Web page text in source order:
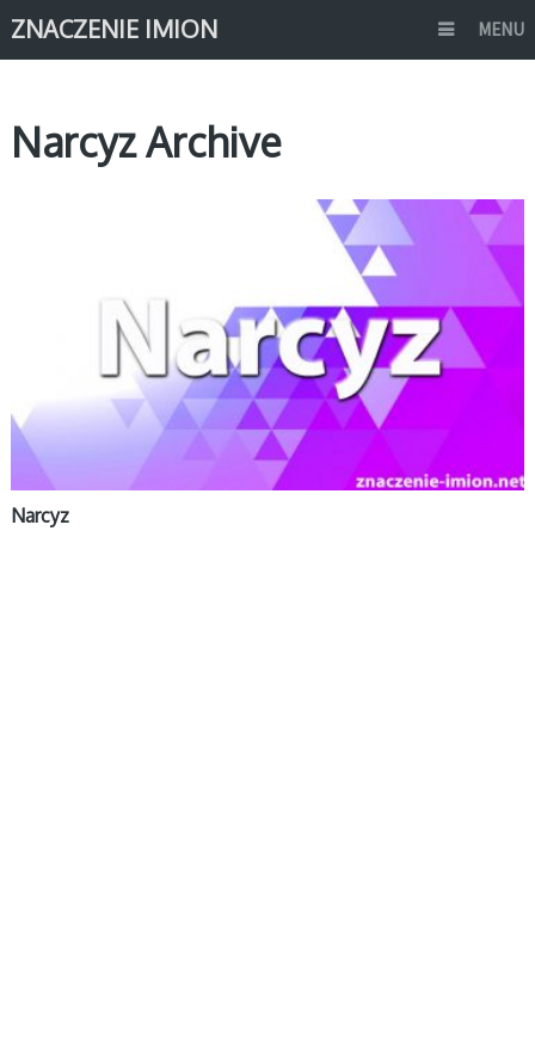
ZNACZENIE IMION MENU
Narcyz Archive
Narcyz